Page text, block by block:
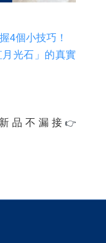
4個小技巧！
光石」的真實
品不漏接 👉